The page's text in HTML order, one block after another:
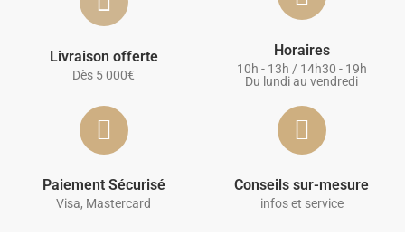
Livraison offerte
Dès 5 000€
Horaires
10h - 13h / 14h30 - 19h
Du lundi au vendredi
Paiement Sécurisé
Visa, Mastercard
Conseils sur-mesure
infos et service